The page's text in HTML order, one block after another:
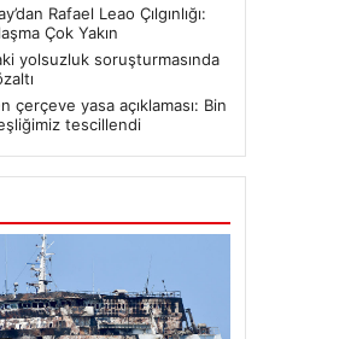
Rafael Leao Çılgınlığı:
Çok Yakın
yolsuzluk soruşturmasında
çerçeve yasa açıklaması: Bin
tescillendi